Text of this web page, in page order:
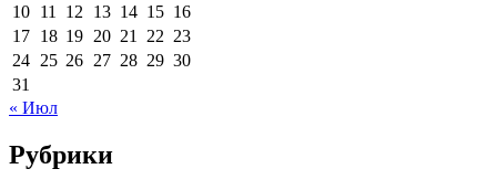
10 11 12 13 14 15 16
17 18 19 20 21 22 23
24 25 26 27 28 29 30
31
« Июл
Рубрики